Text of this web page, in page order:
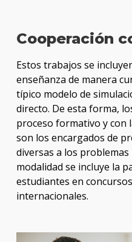
Cooperación
Estos trabajos se
enseñanza de manera
típico modelo de
directo. De esta forma,
proceso formativo y con
son los encargados de
diversas a los problemas
modalidad se incluye la
estudiantes en
internacionales.